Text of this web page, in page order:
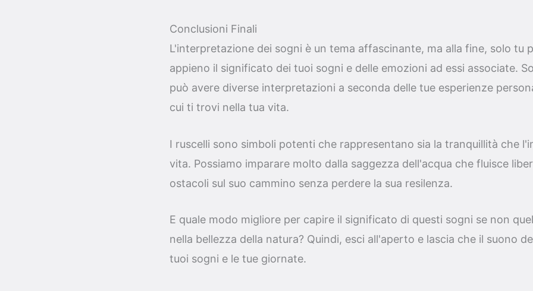
Conclusioni Finali
L'interpretazione dei sogni è un tema affascinante, ma alla fine, solo tu
appieno il significato dei tuoi sogni e delle emozioni ad essi associate.
può avere diverse interpretazioni a seconda delle tue esperienze
cui ti trovi nella tua vita.
I ruscelli sono simboli potenti che rappresentano sia la tranquillità che
vita. Possiamo imparare molto dalla saggezza dell'acqua che fluisce
ostacoli sul suo cammino senza perdere la sua resilenza.
E quale modo migliore per capire il significato di questi sogni se non
nella bellezza della natura? Quindi, esci all'aperto e lascia che il suono
tuoi sogni e le tue giornate.